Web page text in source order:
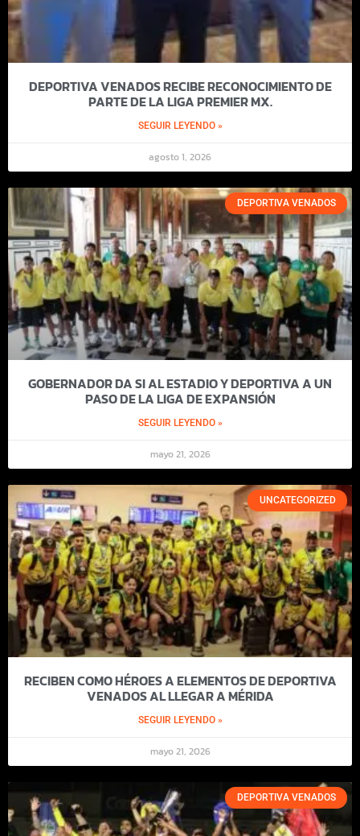
DEPORTIVA VENADOS RECIBE RECONOCIMIENTO DE
PARTE DE LA LIGA PREMIER MX.
SEGUIR LEYENDO »
agosto 1, 2026
DEPORTIVA VENADOS
GOBERNADOR DA SI AL ESTADIO Y DEPORTIVA A UN
PASO DE LA LIGA DE EXPANSIÓN
SEGUIR LEYENDO »
mayo 21, 2026
UNCATEGORIZED
RECIBEN COMO HÉROES A ELEMENTOS DE DEPORTIVA
VENADOS AL LLEGAR A MÉRIDA
SEGUIR LEYENDO »
mayo 21, 2026
DEPORTIVA VENADOS